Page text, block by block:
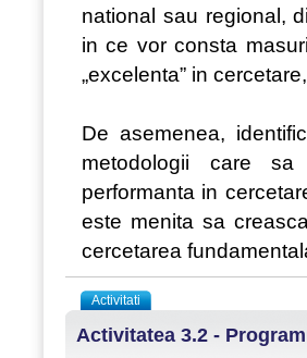
national sau regional,
in ce vor consta
„excelenta” in
De asemenea,
metodologii care
performanta in
este menita sa
cercetarea
Activitati
Activitatea 3.2 -